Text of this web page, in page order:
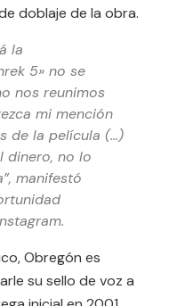
doblaje de la obra.
la
5» no se
nos reunimos
mi mención
de la película (…)
dinero, no lo
manifestó
Obregón es
su sello de voz a